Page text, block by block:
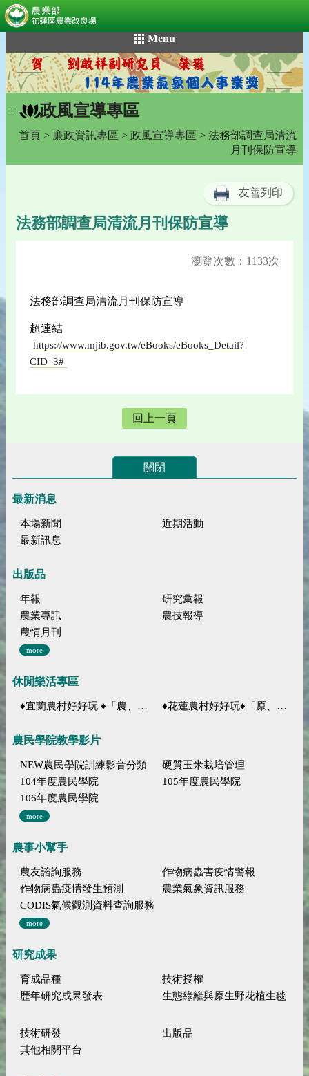
到
主
要
內
容
Menu
::: 政風宣導專區
首頁 > 廉政資訊專區 > 政風宣導專區 > 法務部調查局清流
月刊保防宣導
友善列印
法務部調查局清流月刊保防宣導
瀏覽次數：1133次
法務部調查局清流月刊保防宣導
超連結
https://www.mjib.gov.tw/eBooks/eBooks_Detail?
CID=3#
回上一頁
關閉
最新消息
本場新聞
近期活動
最新訊息
出版品
年報
研究彙報
農業專訊
農技報導
農情月刊
more
休閒樂活專區
♦宜蘭農村好好玩 ♦「農、藝、山、水」四條遊程推薦 ♦花蓮農村好好玩♦「原、生、慢、活」四條遊程推薦
農民學院教學影片
NEW農民學院訓練影音分類
硬質玉米栽培管理
104年度農民學院
105年度農民學院
106年度農民學院
more
農事小幫手
農友諮詢服務
作物病蟲害疫情警報
作物病蟲疫情發生預測
農業氣象資訊服務
CODIS氣候觀測資料查詢服務
more
研究成果
育成品種
技術授權
歷年研究成果發表
生態綠籬與原生野花植生毯
技術研發
出版品
其他相關平台